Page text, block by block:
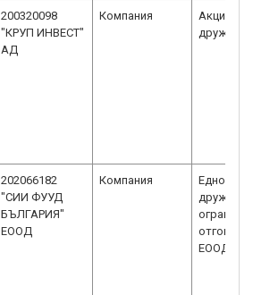
200320098
"КРУП ИНВЕСТ"
АД
Компания
202066182
"СИИ ФУУД
БЪЛГАРИЯ"
ЕООД
Компания
ЕООД